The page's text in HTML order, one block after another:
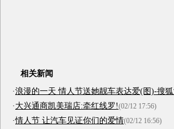
相关新闻
·浪漫的一天 情人节送她靓车表达爱(图)-搜
·大兴通商凯美瑞店:牵红线罗!(02/12 17:56)
·情人节 让汽车见证你们的爱情(02/12 16:56)